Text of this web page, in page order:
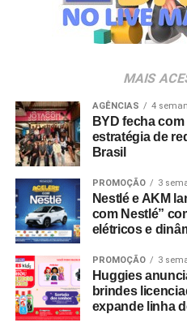
Veia”, conceito focado na
da música e da
de R$ 3.950,00. As demais
evento serão divulgadas nos
nos próximos meses.
MAIS
AGÊNCIAS 4
BYD fecha
estratégia de
Brasil
PROMOÇÃO 3
Nestlé e AKM
com Nestlé”
elétricos e
PROMOÇÃO 3
Huggies
brindes
expande linha